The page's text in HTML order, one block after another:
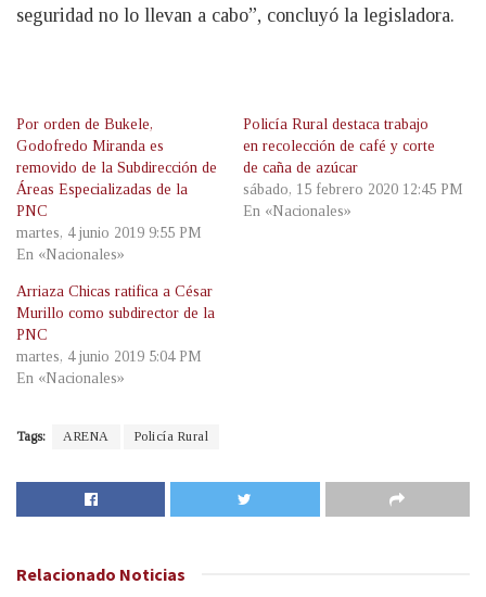
seguridad no lo llevan a cabo”, concluyó la legisladora.
Por orden de Bukele,
Godofredo Miranda es
removido de la Subdirección de
Áreas Especializadas de la
PNC
martes, 4 junio 2019 9:55 PM
En «Nacionales»
Policía Rural destaca trabajo
en recolección de café y corte
de caña de azúcar
sábado, 15 febrero 2020 12:45 PM
En «Nacionales»
Arriaza Chicas ratifica a César
Murillo como subdirector de la
PNC
martes, 4 junio 2019 5:04 PM
En «Nacionales»
Tags: ARENA Policía Rural
Relacionado Noticias